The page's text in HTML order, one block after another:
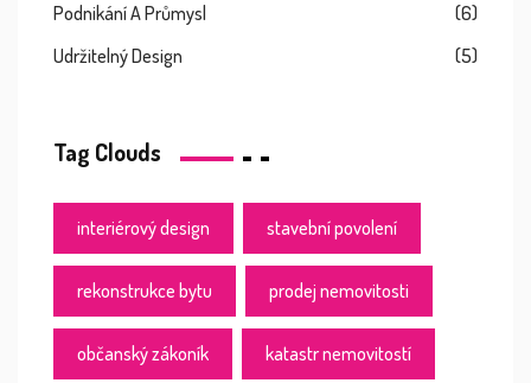
Podnikání A Průmysl
(6)
Udržitelný Design
(5)
Tag Clouds
interiérový design stavební povolení
rekonstrukce bytu prodej nemovitosti
občanský zákoník katastr nemovitostí